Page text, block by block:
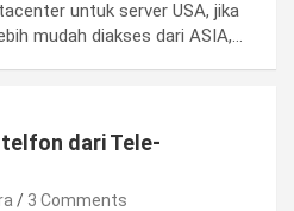
untuk server USA, jika
mudah diakses dari ASIA,…
dari Tele-
3 Comments